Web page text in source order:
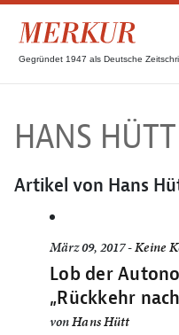
Gegründet 1947 als Deutsche
HANS HÜTT
Artikel von Hans
März 09, 2017 -Keine
Lob der
„Rückkehr
vonHans Hütt